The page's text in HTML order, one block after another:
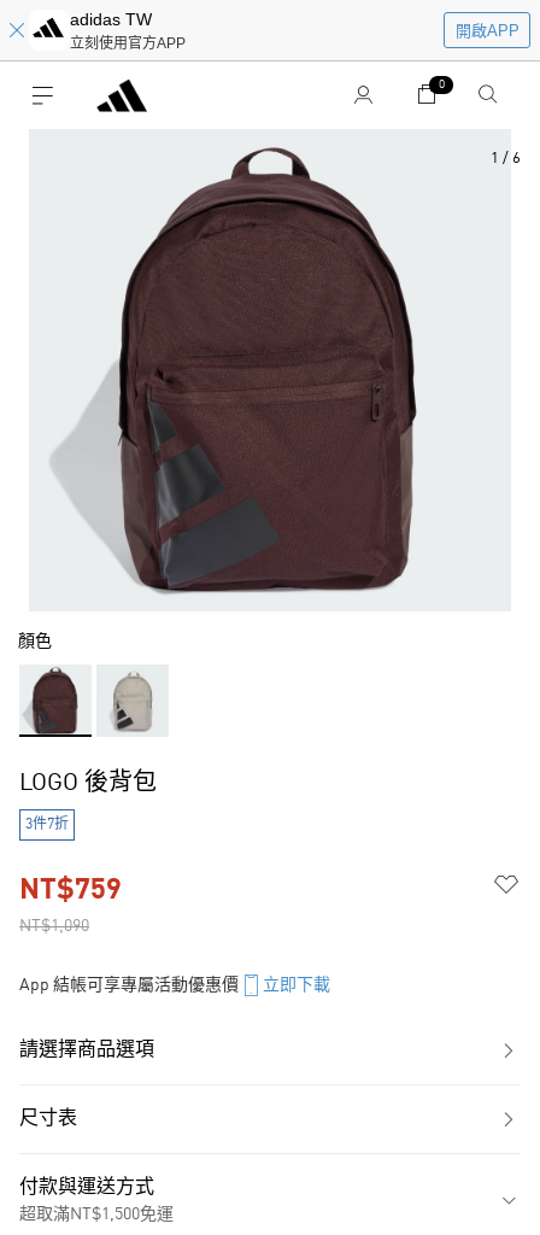
adidas TW
立刻使用官方APP
開啟APP
0
1 / 6
顏色
LOGO 後背包
3件7折
NT$1,090
NT$759
App 結帳可享專屬活動優惠價 立即下載
請選擇商品選項
尺寸表
付款與運送方式
超取滿NT$1,500免運